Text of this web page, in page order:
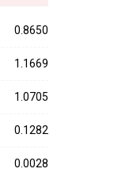
0.8650
1.1669
1.0705
0.1282
0.0028